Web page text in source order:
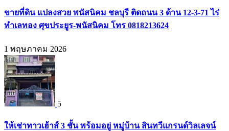
ขายที่ดิน แปลงสวย พนัสนิคม ชลบุรี ติดถนน 3 ด้าน 12-3-71 ไร่
ทำเลทอง ศุขประยูร-พนัสนิคม โทร 0818213624
1 พฤษภาคม 2026
5
ให้เช่าทาวเฮ้าส์ 3 ชั้น พร้อมอยู่ หมู่บ้าน สินทวีแกรนด์วิลเลจน์